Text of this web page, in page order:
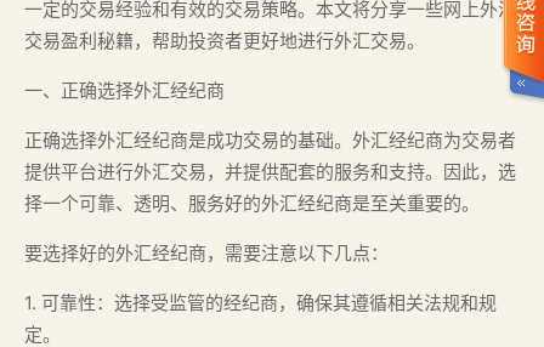
一定的交易经验和有效的交易策略。本文将分享一些网上外汇
交易盈利秘籍，帮助投资者更好地进行外汇交易。
一、正确选择外汇经纪商
正确选择外汇经纪商是成功交易的基础。外汇经纪商为交易者
提供平台进行外汇交易，并提供配套的服务和支持。因此，选
择一个可靠、透明、服务好的外汇经纪商是至关重要的。
要选择好的外汇经纪商，需要注意以下几点：
1. 可靠性：选择受监管的经纪商，确保其遵循相关法规和规
定。